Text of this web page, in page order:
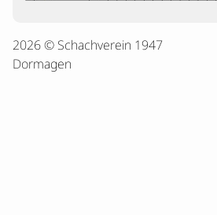
2026 © Schachverein 1947
Dormagen